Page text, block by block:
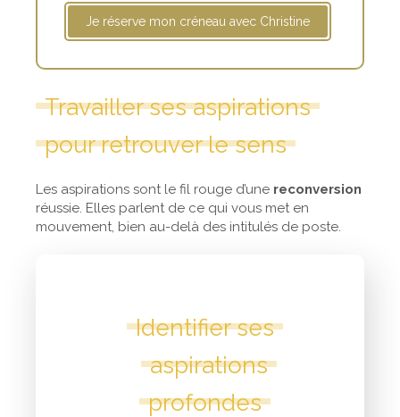
Je réserve mon créneau avec Christine
Travailler ses aspirations
pour retrouver le sens
Les aspirations sont le fil rouge d’une reconversion
réussie. Elles parlent de ce qui vous met en
mouvement, bien au-delà des intitulés de poste.
Identifier ses
aspirations
profondes